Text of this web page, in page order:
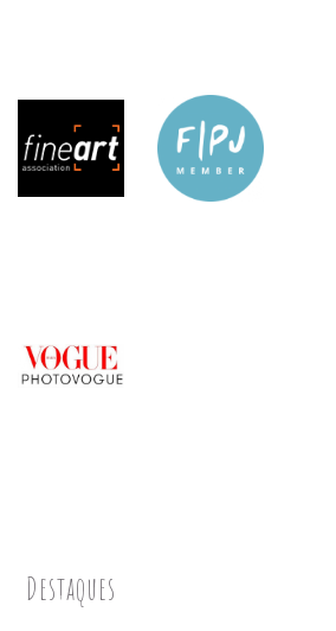
Destaques